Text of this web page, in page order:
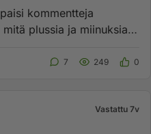
kommentteja
plussia ja miinuksia?
7 249 0
Vastattu 7v